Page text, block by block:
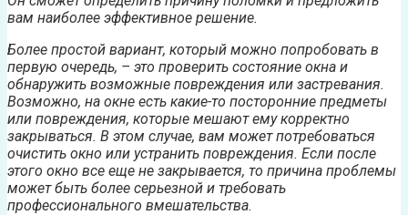
вам наиболее эффективное решение.
Более простой вариант, который можно попробовать в
первую очередь, – это проверить состояние окна и
обнаружить возможные повреждения или застревания.
Возможно, на окне есть какие-то посторонние предметы
или повреждения, которые мешают ему корректно
закрываться. В этом случае, вам может потребоваться
очистить окно или устранить повреждения. Если после
этого окно все еще не закрывается, то причина проблемы
может быть более серьезной и требовать
профессионального вмешательства.